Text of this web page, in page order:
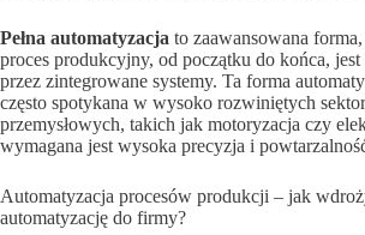
Pełna automatyzacja to zaawansowana
proces produkcyjny, od początku do końca,
przez zintegrowane systemy. Ta forma
często spotykana w wysoko rozwiniętych
przemysłowych, takich jak motoryzacja czy
wymagana jest wysoka precyzja i
Automatyzacja procesów produkcji – jak
automatyzację do firmy?